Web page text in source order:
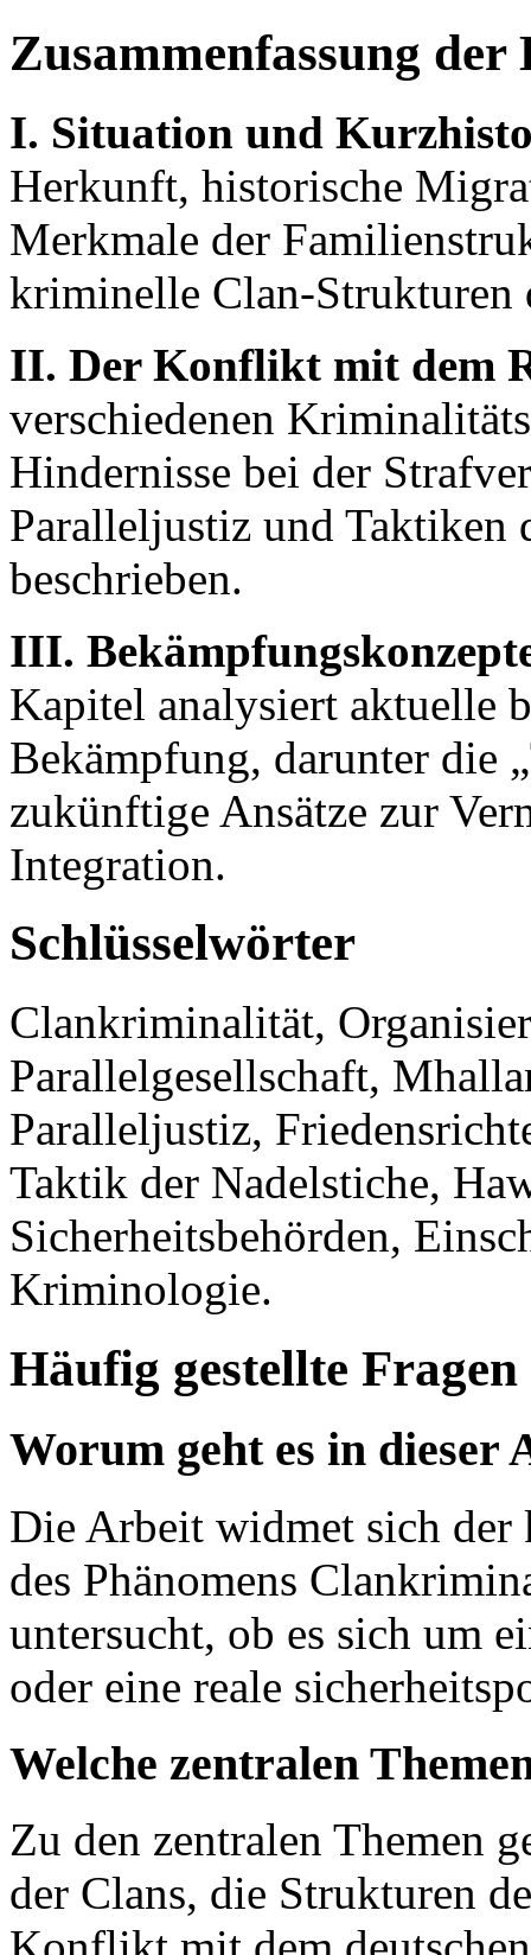
Zusammenfassung der
I. Situation und
Herkunft, historische
Merkmale der
kriminelle Clan-Strukturen
II. Der Konflikt mit dem
verschiedenen
Hindernisse bei der
Paralleljustiz und Taktiken
beschrieben.
III.
Kapitel analysiert aktuelle
Bekämpfung, darunter die
zukünftige Ansätze zur
Integration.
Schlüsselwörter
Clankriminalität,
Parallelgesellschaft,
Paralleljustiz,
Taktik der Nadelstiche,
Sicherheitsbehörden,
Kriminologie.
Häufig gestellte Fragen
Worum geht es in dieser
Die Arbeit widmet sich
des Phänomens
untersucht, ob es sich um
oder eine reale
Welche zentralen
Zu den zentralen Themen
der Clans, die Strukturen